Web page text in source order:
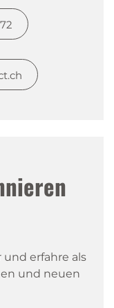
erfahre als
und neuen